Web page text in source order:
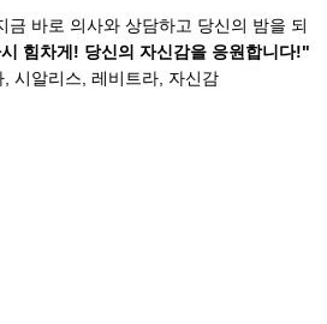
금 바로 의사와 상담하고 당신의 밤을 되
힘차게! 당신의 자신감을 응원합니다!"
시알리스, 레비트라, 자신감